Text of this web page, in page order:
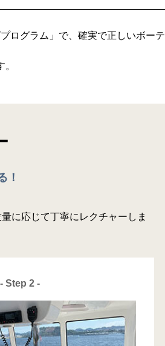
ログラム」で、確実で正しいボーテ
！
に応じて丁寧にレクチャーしま
- Step 2 -